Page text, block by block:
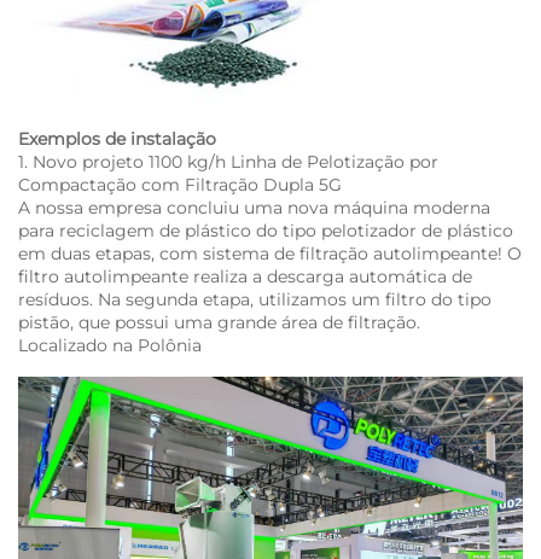
Exemplos de instalação
1. Novo projeto 1100 kg/h Linha de Pelotização por
Compactação com Filtração Dupla 5G
A nossa empresa concluiu uma nova máquina moderna
para reciclagem de plástico do tipo pelotizador de plástico
em duas etapas, com sistema de filtração autolimpeante! O
filtro autolimpeante realiza a descarga automática de
resíduos. Na segunda etapa, utilizamos um filtro do tipo
pistão, que possui uma grande área de filtração.
Localizado na Polônia